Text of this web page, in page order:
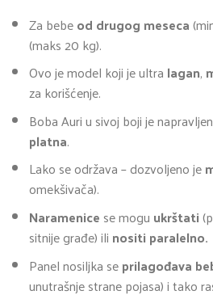
Za bebeod drugog meseca
(maks 20 kg).
Ovo je model koji je ultra lagan,
za korišćenje.
Boba Auri u sivoj boji je
platna.
Lako se održava – dozvoljeno je
omekšivača).
Naramenice se mogu ukrštati
sitnije građe) ili nositi paralelno.
Panel nosiljka seprilagođava
unutrašnje strane pojasa) i tako